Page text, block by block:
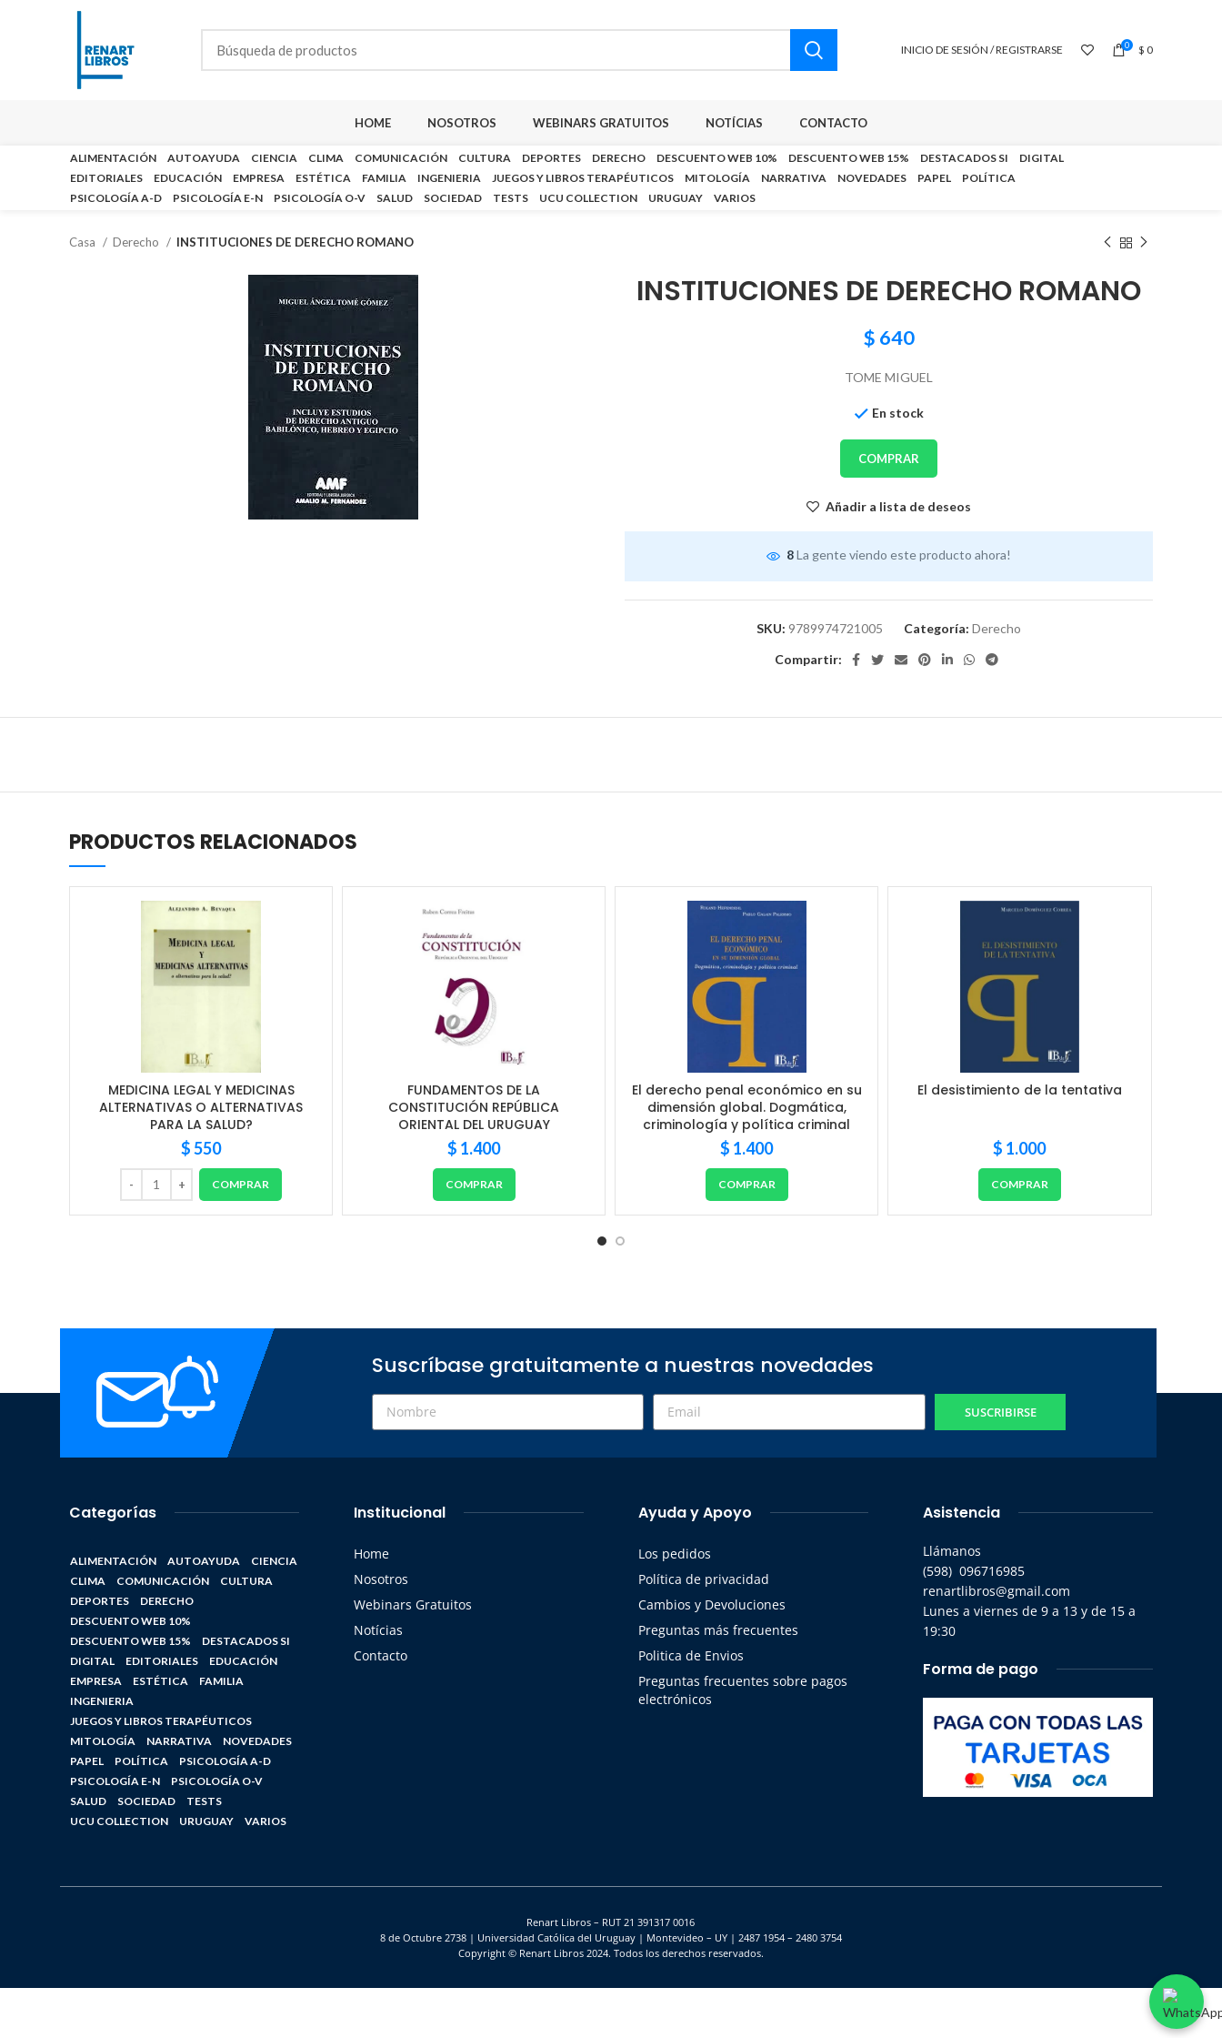
INICIO DE SESIÓN / REGISTRARSE 0 $ 0
HOME NOSOTROS WEBINARS GRATUITOS NOTÍCIAS CONTACTO
ALIMENTACIÓN AUTOAYUDA CIENCIA CLIMA COMUNICACIÓN CULTURA DEPORTES DERECHO DESCUENTO WEB 10% DESCUENTO WEB 15% DESTACADOS SI
DIGITAL
EDITORIALES
EDUCACIÓN EMPRESA ESTÉTICA FAMILIA INGENIERIA JUEGOS Y LIBROS TERAPÉUTICOS MITOLOGÍA NARRATIVA NOVEDADES PAPEL
POLÍTICA
PSICOLOGÍA A-D
PSICOLOGÍA E-N PSICOLOGÍA O-V SALUD SOCIEDAD TESTS UCU COLLECTION URUGUAY VARIOS
Casa Derecho INSTITUCIONES DE DERECHO ROMANO
INSTITUCIONES DE DERECHO ROMANO
$ 640
TOME MIGUEL
En stock
COMPRAR
Añadir a lista de deseos
8La gente viendo este producto ahora!
SKU: 9789974721005 Categoría: Derecho
Compartir:
PRODUCTOS RELACIONADOS
MEDICINA LEGAL Y MEDICINAS
ALTERNATIVAS O ALTERNATIVAS
PARA LA SALUD?
$550
COMPRAR
FUNDAMENTOS DE LA
CONSTITUCIÓN REPÚBLICA
ORIENTAL DEL URUGUAY
$ 1.400
COMPRAR
El derecho penal económico en su
dimensión global. Dogmática,
criminología y política criminal
$ 1.400
COMPRAR
El desistimiento de la tentativa
$ 1.000
COMPRAR
Suscríbase gratuitamente a nuestras novedades
SUSCRIBIRSE
Categorías
ALIMENTACIÓN AUTOAYUDA
CIENCIA
CLIMA
COMUNICACIÓN
CULTURA
DEPORTES
DERECHO
DESCUENTO WEB 10%
DESCUENTO WEB 15%
DESTACADOS SI
DIGITAL
EDITORIALES
EDUCACIÓN
EMPRESA
ESTÉTICA
FAMILIA
INGENIERIA
JUEGOS Y LIBROS TERAPÉUTICOS
MITOLOGÍA
NARRATIVA
NOVEDADES
PAPEL
POLÍTICA
PSICOLOGÍA A-D
PSICOLOGÍA E-N
PSICOLOGÍA O-V
SALUD
SOCIEDAD
TESTS
UCU COLLECTION
URUGUAY VARIOS
Institucional
Home
Nosotros
Webinars Gratuitos
Notícias
Contacto
Ayuda y Apoyo
Los pedidos
Política de privacidad
Cambios y Devoluciones
Preguntas más frecuentes
Politica de Envios
Preguntas frecuentes sobre pagos
electrónicos
Asistencia
Llámanos
(598) 096716985
renartlibros@gmail.com
Lunes a viernes de 9 a 13 y de 15 a
19:30
Forma de pago
Renart Libros – RUT 21 391317 0016
8 de Octubre 2738 | Universidad Católica del Uruguay | Montevideo – UY | 2487 1954 – 2480 3754
Copyright © Renart Libros 2024. Todos los derechos reservados.